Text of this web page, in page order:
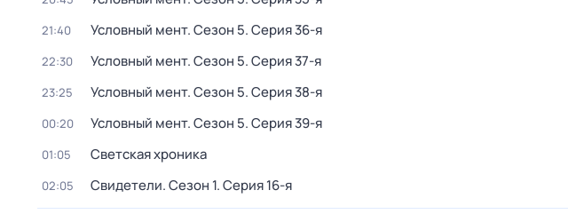
21:40 Условный мент. Сезон 5. Серия 36-я
22:30 Условный мент. Сезон 5. Серия 37-я
23:25 Условный мент. Сезон 5. Серия 38-я
00:20 Условный мент. Сезон 5. Серия 39-я
01:05 Светская хроника
02:05 Свидетели. Сезон 1. Серия 16-я